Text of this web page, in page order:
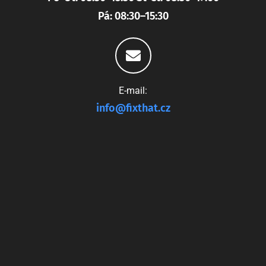
Pá: 08:30–15:30
E-mail:
info@fixthat.cz